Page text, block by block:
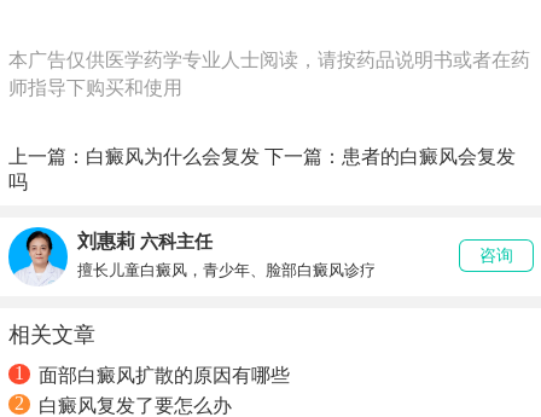
本广告仅供医学药学专业人士阅读，请按药品说明书或者在药
师指导下购买和使用
上一篇： 白癜风为什么会复发 下一篇： 患者的白癜风会复发
吗
刘惠莉 六科主任
擅长儿童白癜风，青少年、脸部白癜风诊疗
咨询
相关文章
1
面部白癜风扩散的原因有哪些
2
白癜风复发了要怎么办